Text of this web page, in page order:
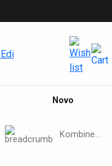
Novo
Kombinezoni